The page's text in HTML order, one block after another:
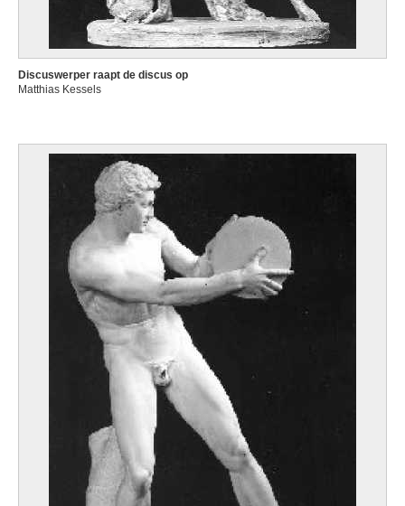
Discuswerper raapt de discus op
Matthias Kessels